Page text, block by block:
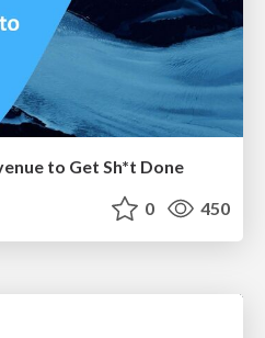
to Get Sh*t Done
0 450